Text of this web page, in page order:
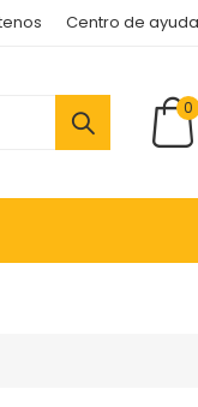
Centro de ayuda
0